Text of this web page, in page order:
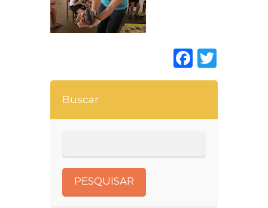
Buscar